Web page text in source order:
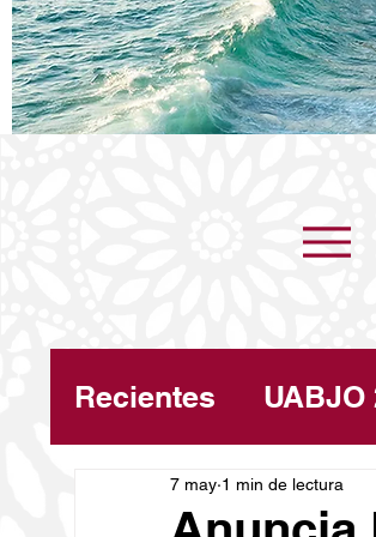
Recientes UABJO
Congreso
7 may 1 min de lectura